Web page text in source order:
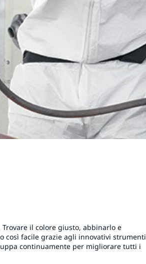
il colore giusto, abbinarlo e
così facile grazie agli innovativi strumenti
continuamente per migliorare tutti i